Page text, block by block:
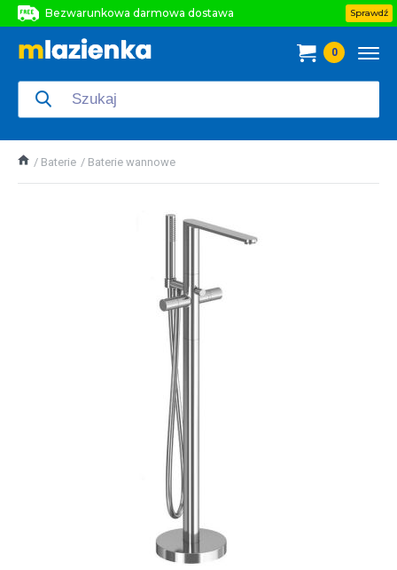
Bezwarunkowa darmowa dostawa
Bezwarunkowa darmowa dostawa
Sprawdź
0
Baterie Baterie wannowe